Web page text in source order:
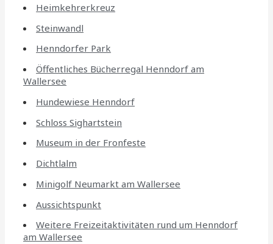
Heimkehrerkreuz
Steinwandl
Henndorfer Park
Öffentliches Bücherregal Henndorf am
Wallersee
Hundewiese Henndorf
Schloss Sighartstein
Museum in der Fronfeste
Dichtlalm
Minigolf Neumarkt am Wallersee
Aussichtspunkt
Weitere Freizeitaktivitäten rund um Henndorf
am Wallersee